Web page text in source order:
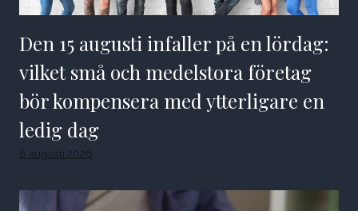
Den 15 augusti infaller på en lördag:
vilket små och medelstora företag
bör kompensera med ytterligare en
ledig dag
8 augusti 2026